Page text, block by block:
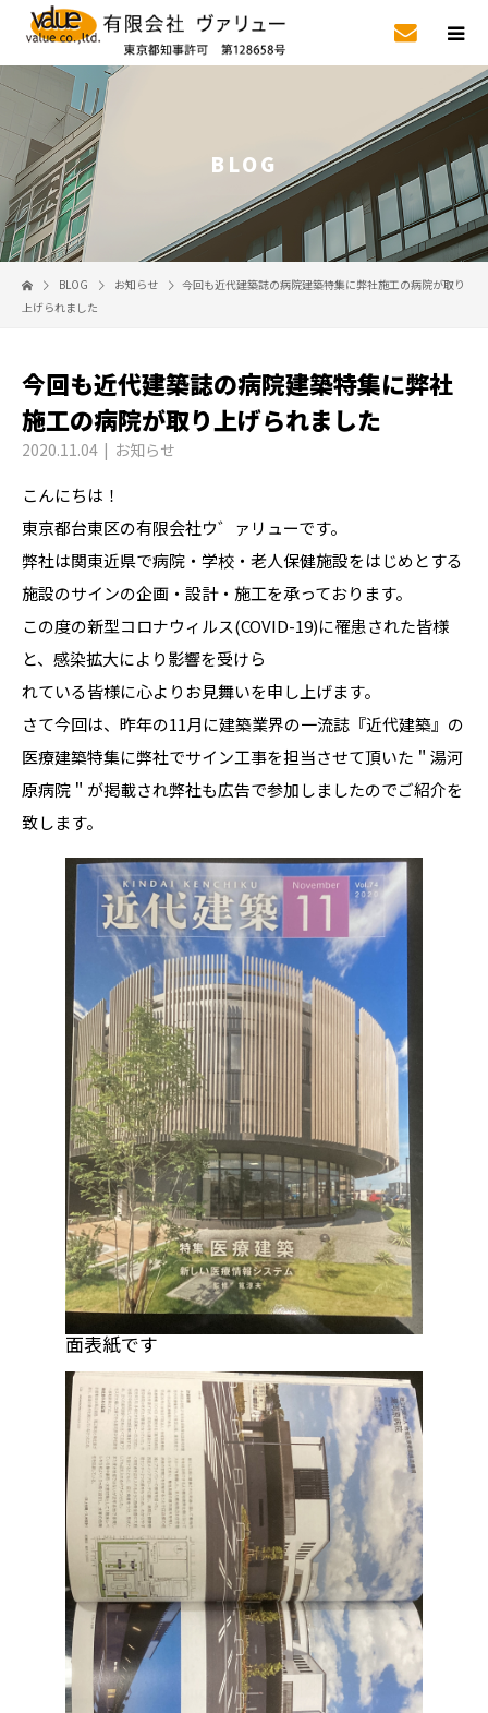
BLOG
BLOG お知らせ
今回も近代建築誌の病院建築特集に弊社施工の病院が取り
上げられました
今回も近代建築誌の病院建築特集に弊社
施工の病院が取り上げられました
2020.11.04 お知らせ
こんにちは！
東京都台東区の有限会社ウ゛ァリューです。
弊社は関東近県で病院・学校・老人保健施設をはじめとする
施設のサインの企画・設計・施工を承っております。
この度の新型コロナウィルス(COVID-19)に罹患された皆様
と、感染拡大により影響を受けら
れている皆様に心よりお見舞いを申し上げます。
さて今回は、昨年の11月に建築業界の一流誌『近代建築』の
医療建築特集に弊社でサイン工事を担当させて頂いた＂湯河
原病院＂が掲載され弊社も広告で参加しましたのでご紹介を
致します。
面表紙です